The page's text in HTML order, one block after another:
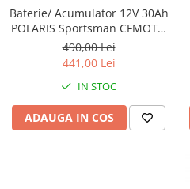
Baterii ATV
Bloc lumini
Blocuri Comenzi
Bobina inductie
Butoane
CALCULATOR SERVO
Protectii
Armura Moto
Centura Spate
Gat
Genunchiere
Baterie/ Acumulator 12V 30Ah
POLARIS Sportsman CFMOTO
400 / 450 AU / 550 / 625 / 820 /
850 / 1000 fara intretinere
490,00 Lei
441,00 Lei
IN STOC
ADAUGA IN COS